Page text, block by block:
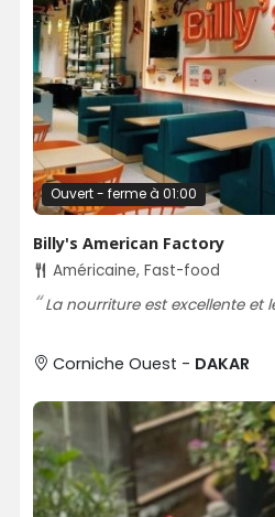
Ouvert - ferme à 01:00
Billy's American Factory
Américaine, Fast-food
La nourriture est excellente et
Corniche Ouest - DAKAR